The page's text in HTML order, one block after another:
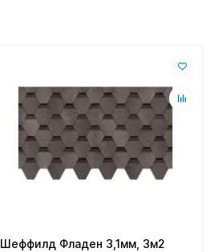
Шеффилд Фладен 3,1мм, 3м2